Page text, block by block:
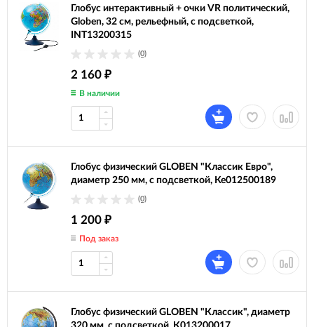
Глобус интерактивный + очки VR политический,
Globen, 32 см, рельефный, с подсветкой,
INT13200315
(0)
2 160 ₽
В наличии
Глобус физический GLOBEN "Классик Евро",
диаметр 250 мм, с подсветкой, Ке012500189
(0)
1 200 ₽
Под заказ
Глобус физический GLOBEN "Классик", диаметр